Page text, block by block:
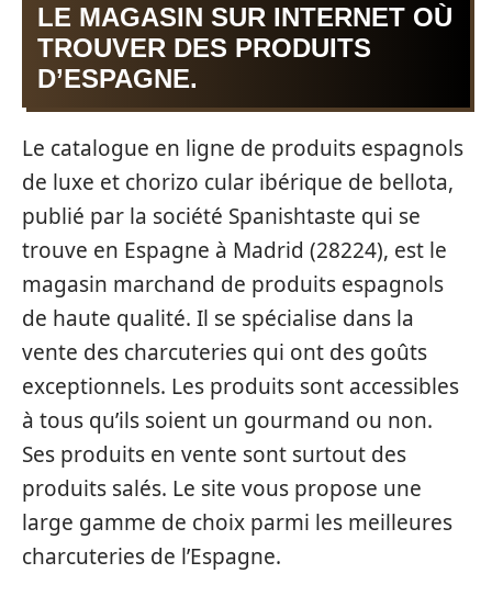
LE MAGASIN SUR INTERNET OÙ
TROUVER DES PRODUITS
D’ESPAGNE.
Le catalogue en ligne de produits espagnols
de luxe et chorizo cular ibérique de bellota,
publié par la société Spanishtaste qui se
trouve en Espagne à Madrid (28224), est le
magasin marchand de produits espagnols
de haute qualité. Il se spécialise dans la
vente des charcuteries qui ont des goûts
exceptionnels. Les produits sont accessibles
à tous qu’ils soient un gourmand ou non.
Ses produits en vente sont surtout des
produits salés. Le site vous propose une
large gamme de choix parmi les meilleures
charcuteries de l’Espagne.